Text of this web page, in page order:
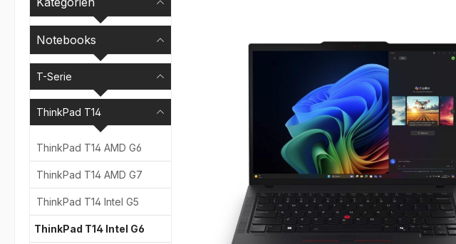
Notebooks
T-Serie
ThinkPad T14
ThinkPad T14 AMD G6
ThinkPad T14 AMD G7
ThinkPad T14 Intel G5
ThinkPad T14 Intel G6